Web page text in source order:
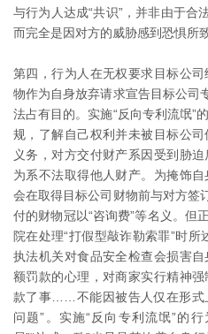
与行为人达成“共识”，并非由于合
而完全是因对方的威胁感到恐惧所致
第四，行为人在无权要求目标公
物作为自身放弃请求宣告目标公司
法占有目的。实施“反向专利流氓”
规，了解自己权利并未被目标公
义务，对方交付财产系因受到胁
为系不法取得他人财产。为掩饰
会在取得目标公司财物前与对方签
付的财物冠以“咨询费”等名义。但
院在处理“打假型敲诈勒索罪”时
执法机关对食品安全检查会损害
额罚款的心理，对商家实行精神
款了事……不能因被告人仅在形式
问题”。实施“反向专利流氓”的